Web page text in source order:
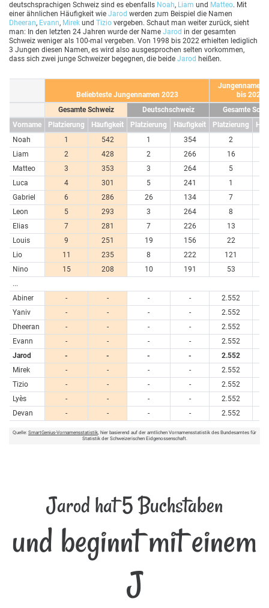
deutschsprachigen Schweiz sind es ebenfalls Noah, Liam und Matteo. Mit
einer ähnlichen Häufigkeit wie Jarod werden zum Beispiel die Namen
Dheeran, Evann, Mirek und Tizio vergeben. Schaut man weiter zurück, sieht
man: In den letzten 24 Jahren wurde der Name Jarod in der gesamten
Schweiz weniger als 100-mal vergeben. Von 1998 bis 2022 erhielten lediglich
3 Jungen diesen Namen, es wird also ausgesprochen selten vorkommen,
dass sich zwei junge Schweizer begegnen, die beide Jarod heißen.
Beliebteste Jungennamen 2023
Jungennamen
bis 2023
Gesamte Schweiz
Deutschschweiz
Gesamte
Vorname
Platzierung Häufigkeit Platzierung Häufigkeit Platzierung
Noah
1 542 1 354 2
Liam
2 428 2 266 16
Matteo
3 353 3 264 5
Luca
4 301 5 241 1
Gabriel
6 286 26 134 7
Leon
5 293 3 264 8
Elias
7 281 7 226 13
Louis
9 251 19 156 22
Lio
11 235 8 222 121
Nino
15 208 10 191 53
...
Abiner
- - - -
2.552
Yaniv
- - - -
2.552
Dheeran
- - - -
2.552
Evann
- - - -
2.552
Jarod
- - - -
2.552
Mirek
- - - -
2.552
Tizio
- - - -
2.552
Lyès
- - - -
2.552
Devan
- - - - 2.552
Quelle: SmartGenius-Vornamensstatistik, hier basierend auf der amtlichen Vornamensstatistik des Bundesamtes für
Statistik der Schweizerischen Eidgenossenschaft.
Jarod hat 5 Buchstaben
und beginnt mit einem
J